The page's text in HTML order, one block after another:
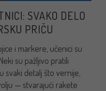
SVAKO DELO
PRIČU
i markere, učenici su
su pažljivo pratili
svaki detalj što vernije,
— stvarajući rakete